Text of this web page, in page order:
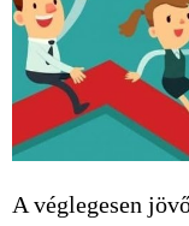
A véglegesen